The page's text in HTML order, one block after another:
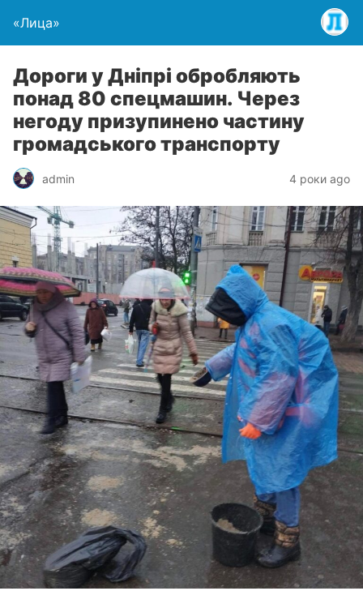
«Лица»
Дороги у Дніпрі обробляють
понад 80 спецмашин. Через
негоду призупинено частину
громадського транспорту
admin 4 роки ago